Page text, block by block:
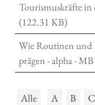
Tourismuskräfte in
(122.31 KB)
Wie Routinen und
prägen - alpha -
Alle A B C